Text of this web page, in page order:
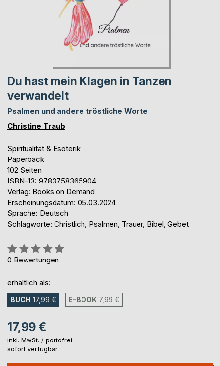
Du hast mein Klagen in Tanzen
verwandelt
Psalmen und andere tröstliche Worte
Christine Traub
Spiritualität & Esoterik
Paperback
102 Seiten
ISBN-13: 9783758365904
Verlag: Books on Demand
Erscheinungsdatum: 05.03.2024
Sprache: Deutsch
Schlagworte: Christlich, Psalmen, Trauer, Bibel, Gebet
Bewertung::
0%
0 Bewertungen
erhältlich als:
BUCH 17,99 € E-BOOK 7,99 €
17,99 €
inkl. MwSt. / portofrei
sofort verfügbar